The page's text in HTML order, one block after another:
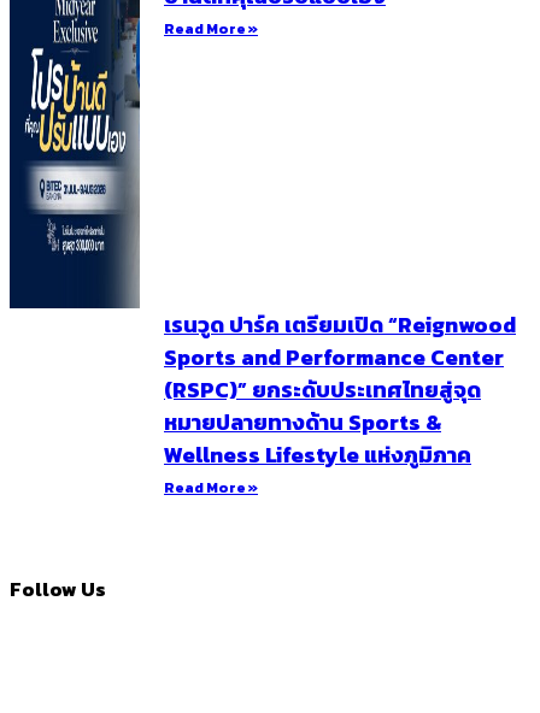
Read More »
เรนวูด ปาร์ค เตรียมเปิด “Reignwood
Sports and Performance Center
(RSPC)” ยกระดับประเทศไทยสู่จุด
หมายปลายทางด้าน Sports &
Wellness Lifestyle แห่งภูมิภาค
Read More »
Follow Us